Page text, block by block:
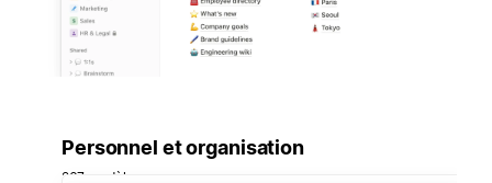
Personnel et organisation
267 modèles